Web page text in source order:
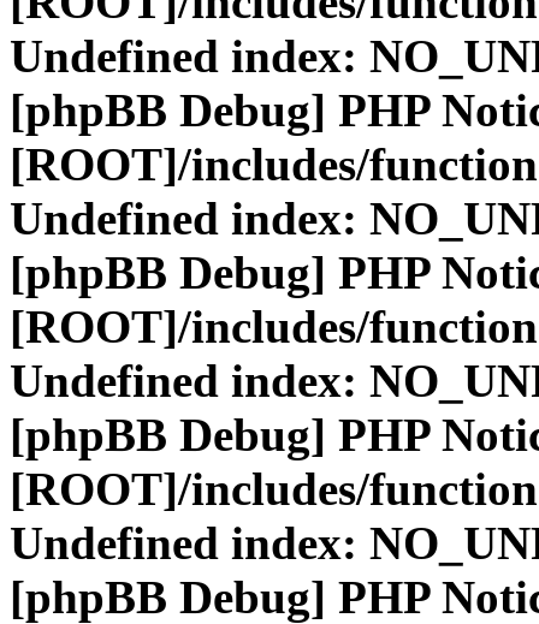
Undefined index:
[phpBB Debug] PHP
[ROOT]/includes/
Undefined index:
[phpBB Debug] PHP
[ROOT]/includes/
Undefined index:
[phpBB Debug] PHP
[ROOT]/includes/
Undefined index:
[phpBB Debug] PHP